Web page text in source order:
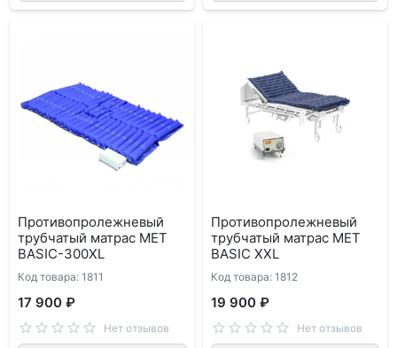
Противопролежневый
трубчатый матрас MET
BASIC-300XL
Код товара: 1811
17 900 ₽
Нет отзывов
Противопролежневый
трубчатый матрас MET
BASIC XXL
Код товара: 1812
19 900 ₽
Нет отзывов